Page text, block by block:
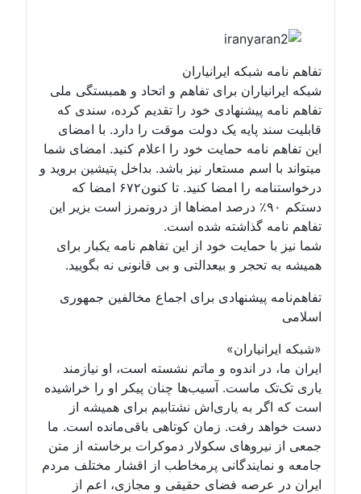
تفاهم نامه شبکه ایرانیاران
شبکه ایرانیاران برای تفاهم و اتحاد و همبستگی ملی
تفاهم نامه پیشنهادی خود را تقدیم کرده، سندی که
قابلیت سند پایه یک دولت موقت را دارد. با امضای
این تفاهم نامه حمایت خود را اعلام کنید. امضای شما
میتواند با اسم مستعار نیز باشد. بداخل پتیشین بروید و
درخواستنامه را امضا کنید. تا کنون۶۷۲ امضا که
دستکم ۹۰٪ درصد امضاها از درونمرز است بزیر این
تفاهم نامه گذاشته شده است.
شما نیز با حمایت خود از این تفاهم نامه یکبار برای
همیشه به تحجر و بیعدالتی و بی قانونی نه بگویید.
تفاهم‌نامه پیشنهادی برای اجماع مخالفین جمهوری
اسلامی
«شبکه ایرانیاران»
ایران ما، در اندوه و ماتم نشسته است، او نیازمند
یاری تک‌تک ماست. آسیب‌ها چنان پیکر او را خراشیده
است که اگر به یاری‌اش نشتابیم برای همیشه از
دست خواهد رفت. زمان کوتاهی باقی‌مانده است. ما
جمعی از نیروهای سکولار دموکرات برخاسته از متن
جامعه و نمایندگانی پرمخاطب از اقشار مختلف مردم
ایران در عرصه فضای حقیقی و مجازی، اعم از